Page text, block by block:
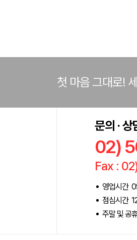
첫 마음 그대로!
문의 ·
02)
Fax :
영업시간
점심시간
주말 및 공